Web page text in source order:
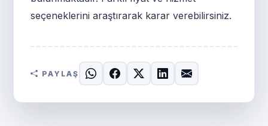
seçeneklerini araştırarak karar verebilirsiniz.
PAYLAŞ